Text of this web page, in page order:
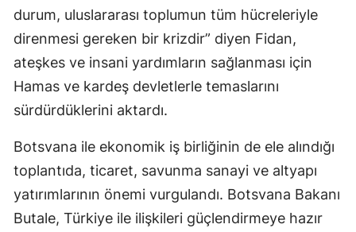
durum, uluslararası toplumun tüm hücreleriyle
direnmesi gereken bir krizdir” diyen Fidan,
ateşkes ve insani yardımların sağlanması için
Hamas ve kardeş devletlerle temaslarını
sürdürdüklerini aktardı.
Botsvana ile ekonomik iş birliğinin de ele alındığı
toplantıda, ticaret, savunma sanayi ve altyapı
yatırımlarının önemi vurgulandı. Botsvana Bakanı
Butale, Türkiye ile ilişkileri güçlendirmeye hazır